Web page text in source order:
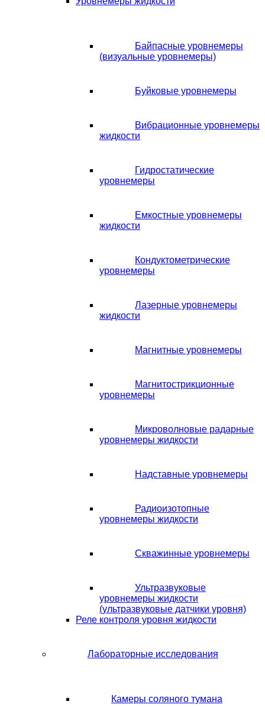
Байпасные уровнемеры
(визуальные уровнемеры)
Буйковые уровнемеры
Вибрационные уровнемеры
жидкости
Гидростатические
уровнемеры
Емкостные уровнемеры
жидкости
Кондуктометрические
уровнемеры
Лазерные уровнемеры
жидкости
Магнитные уровнемеры
Магнитострикционные
уровнемеры
Микроволновые радарные
уровнемеры жидкости
Надставные уровнемеры
Радиоизотопные
уровнемеры жидкости
Скважинные уровнемеры
Ультразвуковые
уровнемеры жидкости
(ультразвуковые датчики уровня)
Реле контроля уровня жидкости
Лабораторные исследования
Камеры соляного тумана